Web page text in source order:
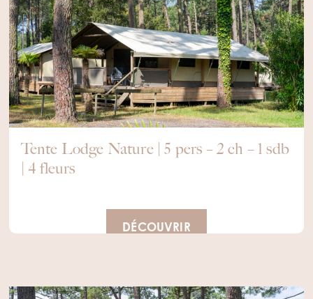
Tente Lodge Nature | 5 pers – 2 ch – 1 sdb
| 4 fleurs
DÉCOUVRIR